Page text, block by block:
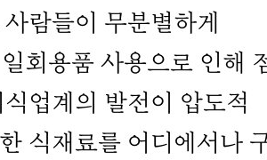
람들이 무분별하게
회용품 사용으로 인해
업계의 발전이 압도적
식재료를 어디에서나